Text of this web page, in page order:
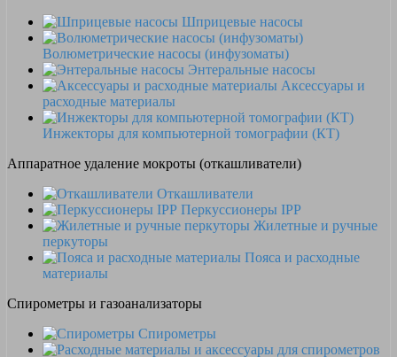
Шприцевые насосы
Волюметрические насосы (инфузоматы)
Энтеральные насосы
Аксессуары и
расходные материалы
Инжекторы для компьютерной томографии (КТ)
Аппаратное удаление мокроты (откашливатели)
Откашливатели
Перкуссионеры IPP
Жилетные и ручные
перкуторы
Пояса и расходные
материалы
Спирометры и газоанализаторы
Спирометры